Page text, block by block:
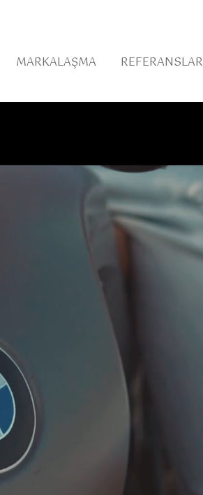
MARKALAŞMA REFERANSLAR